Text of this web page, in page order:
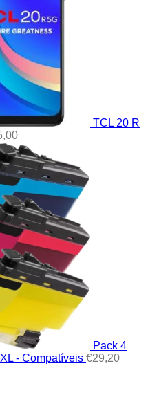
TCL 20 R
Pack 4
- Compatíveis €29,20